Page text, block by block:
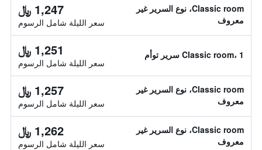
Classic room، نوع السرير غير
معروف
1,247 ﷼
سعر الليلة شامل الرسوم
Classic room، 1 سرير توأم 1,251 ﷼
سعر الليلة شامل الرسوم
Classic room، نوع السرير غير
معروف
1,257 ﷼
سعر الليلة شامل الرسوم
Classic room، نوع السرير غير
معروف
1,262 ﷼
سعر الليلة شامل الرسوم